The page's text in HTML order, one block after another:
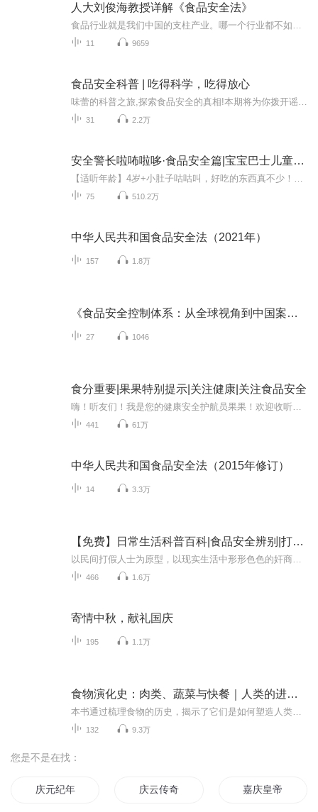
人大刘俊海教授详解《食品安全法》
11 9659
食品安全科普 | 吃得科学，吃得放心
31 2.2万
安全警长啦咘啦哆·食品安全篇|宝宝巴士儿童安全科普
75 510.2万
中华人民共和国食品安全法（2021年）
157 1.8万
《食品安全控制体系：从全球视角到中国案例》
27 1046
食分重要|果果特别提示|关注健康|关注食品安全
441 61万
中华人民共和国食品安全法（2015年修订）
14 3.3万
【免费】日常生活科普百科|食品安全辨别|打假测评
466 1.6万
寄情中秋，献礼国庆
195 1.1万
食物演化史：肉类、蔬菜与快餐｜人类的进化史，就是食物的进化史｜生态危机下，关注食品安全迫在眉睫
132 9.3万
您是不是在找：
庆元纪年 庆云传奇 嘉庆皇帝